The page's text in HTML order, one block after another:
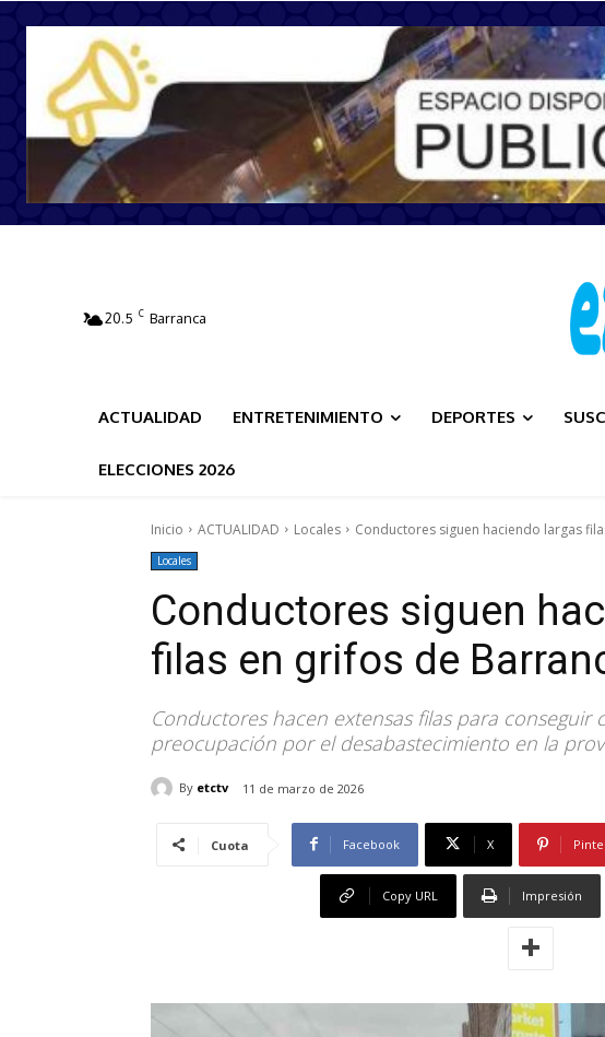
20.5 C Barranca
ACTUALIDAD ENTRETENIMIENTO DEPORTES
ELECCIONES 2026
Inicio ACTUALIDAD Locales Conductores siguen haciendo largas
Locales
Conductores siguen
filas en grifos de
Conductores hacen extensas filas para conseguir
preocupación por el desabastecimiento en la
By etctv 11 de marzo de 2026
Cuota Facebook X
Copy URL Impresión